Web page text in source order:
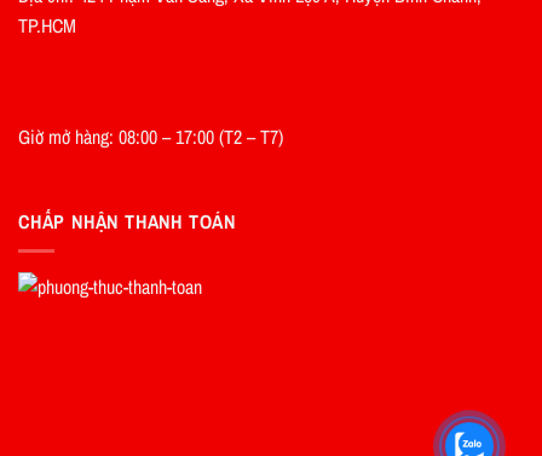
TP.HCM
Giờ mở hàng: 08:00 – 17:00 (T2 – T7)
CHẤP NHẬN THANH TOÁN